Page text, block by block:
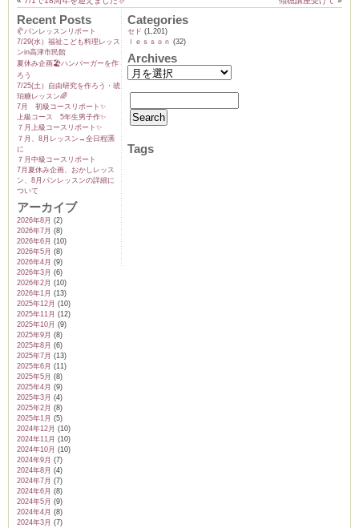
Recent Posts
🥐パンレッスンリポート
7/29(水）福祉こども料理レッス
ンin高津市民館
夏休み企画🏖️ハンバーガーを作
ろう
7/25(土）自由研究を作ろう・琥
珀糖レッスン🌈
7月 初級コースリポート✨️
上級コース 5年生男子作✨️
７月上級コースリポート✨️
７月、8月レッスン→全日程🈵
に
７月中級コースリポート
7月夏休み企画、おかしレッス
ン、8月パンレッスンの詳細に
ついて
アーカイブ
2026年8月 (2)
2026年7月 (8)
2026年6月 (10)
2026年5月 (8)
2026年4月 (9)
2026年3月 (6)
2026年2月 (10)
2026年1月 (13)
2025年12月 (10)
2025年11月 (12)
2025年10月 (9)
2025年9月 (8)
2025年8月 (6)
2025年7月 (13)
2025年6月 (11)
2025年5月 (8)
2025年4月 (9)
2025年3月 (4)
2025年2月 (8)
2025年1月 (5)
2024年12月 (10)
2024年11月 (10)
2024年10月 (10)
2024年9月 (7)
2024年8月 (4)
2024年7月 (7)
2024年6月 (8)
2024年5月 (9)
2024年4月 (8)
2024年3月 (7)
Categories
セド (1,201)
ｌｅｓｓｏｎ (32)
Archives
Tags